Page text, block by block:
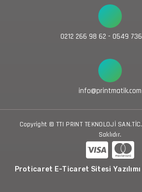
0212 266 98 62 - 0549
info@printmatik.com
Copyright © TTI PRINT TEKNOLOJİ
Saklıdır.
Proticaret E-Ticaret Sitesi Yazılımı